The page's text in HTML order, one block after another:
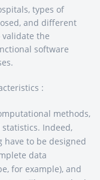
types of
and different
validate the
software
:
methods,
Indeed,
to be designed
data
for example), and